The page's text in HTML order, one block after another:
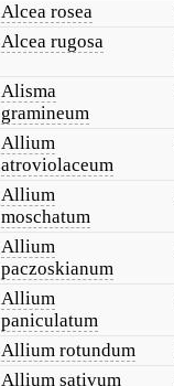
Alcea rosea
Alcea rugosa
Alisma
gramineum
Allium
atroviolaceum
Allium
moschatum
Allium
paczoskianum
Allium
paniculatum
Allium rotundum
Allium sativum